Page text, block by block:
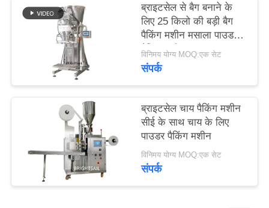
ब्राइटसेल से बैग बनाने के
लिए 25 किलो की बड़ी बैग
पैकिंग मशीन मसाला पाउडर
पैकिंग मशीन
विनिमय योग्य MOQ:एक सेट
संपर्क
ब्राइटसेल चाय पैकिंग मशीन
सीई के साथ चाय के लिए
पाउडर पैकिंग मशीन
विनिमय योग्य MOQ:एक सेट
संपर्क